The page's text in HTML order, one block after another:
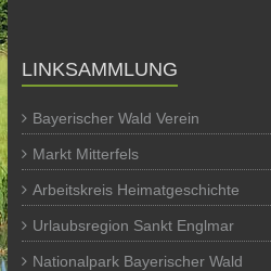
LINKSAMMLUNG
Bayerischer Wald Verein
Markt Mitterfels
Arbeitskreis Heimatgeschichte
Urlaubsregion Sankt Englmar
Nationalpark Bayerischer Wald